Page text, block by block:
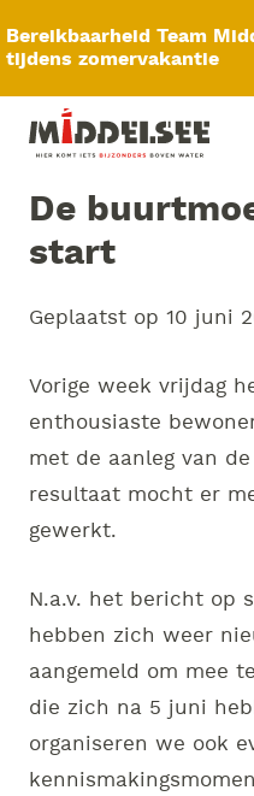
Bereikbaarheid Team
tijdens zomervakantie
De
start
Geplaatst op 10 juni
Vorige week vrijdag
enthousiaste
met de aanleg van
resultaat mocht er
gewerkt.
N.a.v. het bericht op
hebben zich weer
aangemeld om mee
die zich na 5 juni
organiseren we ook